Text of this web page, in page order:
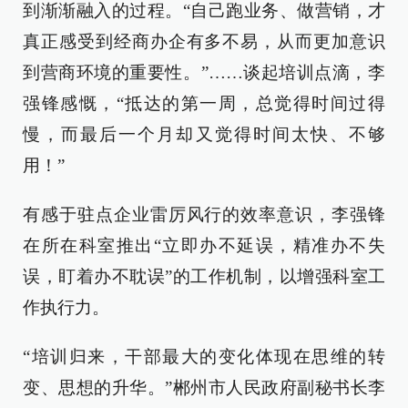
到渐渐融入的过程。“自己跑业务、做营销，才
真正感受到经商办企有多不易，从而更加意识
到营商环境的重要性。”……谈起培训点滴，李
强锋感慨，“抵达的第一周，总觉得时间过得
慢，而最后一个月却又觉得时间太快、不够
用！”
有感于驻点企业雷厉风行的效率意识，李强锋
在所在科室推出“立即办不延误，精准办不失
误，盯着办不耽误”的工作机制，以增强科室工
作执行力。
“培训归来，干部最大的变化体现在思维的转
变、思想的升华。”郴州市人民政府副秘书长李